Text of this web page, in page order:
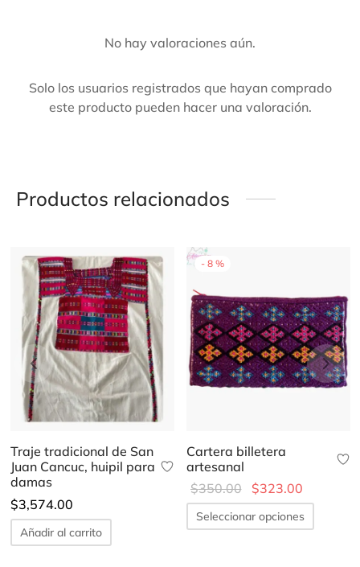
No hay valoraciones aún.
Solo los usuarios registrados que hayan comprado
este producto pueden hacer una valoración.
Productos relacionados
Traje tradicional de San
Juan Cancuc, huipil para
damas
$3,574.00
Añadir al carrito
- 8 %
Cartera billetera
artesanal
$350.00
Original
price
was:
$323.00
price is:
$323.00.
Seleccionar opciones
Este